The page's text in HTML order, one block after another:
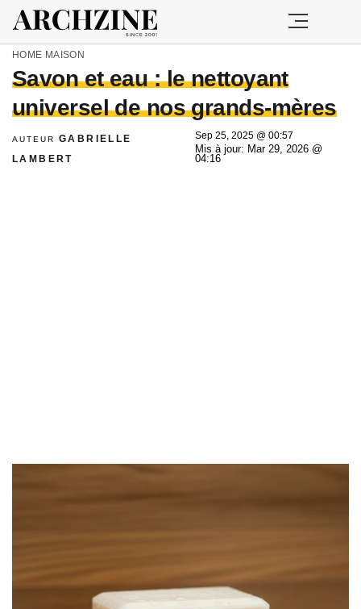
HOME MAISON
Savon et eau : le nettoyant
universel de nos grands-mères
AUTEUR GABRIELLE
LAMBERT
Sep 25, 2025 @ 00:57
Mis à jour: Mar 29, 2026 @
04:16